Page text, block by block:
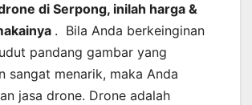
di Serpong, inilah harga &
. Bila Anda berkeinginan
pandang gambar yang
sangat menarik, maka Anda
jasa drone. Drone adalah